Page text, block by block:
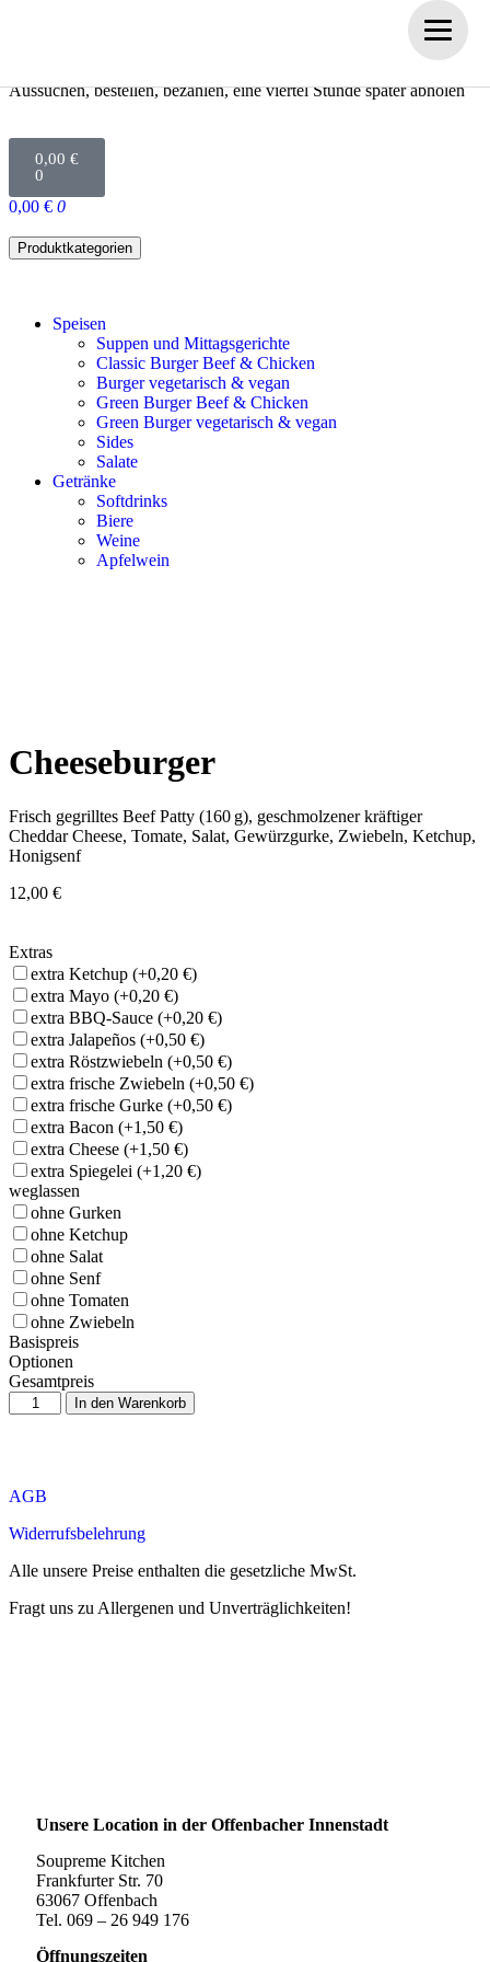
Aussuchen, bestellen, bezahlen, eine viertel Stunde später abholen
0,00 €
0
0,00 € 0
Produktkategorien
Speisen
Suppen und Mittagsgerichte
Classic Burger Beef & Chicken
Burger vegetarisch & vegan
Green Burger Beef & Chicken
Green Burger vegetarisch & vegan
Sides
Salate
Getränke
Softdrinks
Biere
Weine
Apfelwein
Cheeseburger
Frisch gegrilltes Beef Patty (160 g), geschmolzener kräftiger
Cheddar Cheese, Tomate, Salat, Gewürzgurke, Zwiebeln, Ketchup,
Honigsenf
12,00 €
Extras
extra Ketchup (+0,20 €)
extra Mayo (+0,20 €)
extra BBQ-Sauce (+0,20 €)
extra Jalapeños (+0,50 €)
extra Röstzwiebeln (+0,50 €)
extra frische Zwiebeln (+0,50 €)
extra frische Gurke (+0,50 €)
extra Bacon (+1,50 €)
extra Cheese (+1,50 €)
extra Spiegelei (+1,20 €)
weglassen
ohne Gurken
ohne Ketchup
ohne Salat
ohne Senf
ohne Tomaten
ohne Zwiebeln
Basispreis
Optionen
Gesamtpreis
In den Warenkorb
AGB
Widerrufsbelehrung
Alle unsere Preise enthalten die gesetzliche MwSt.
Fragt uns zu Allergenen und Unverträglichkeiten!
Unsere Location in der Offenbacher Innenstadt
Soupreme Kitchen
Frankfurter Str. 70
63067 Offenbach
Tel. 069 – 26 949 176
Öffnungszeiten